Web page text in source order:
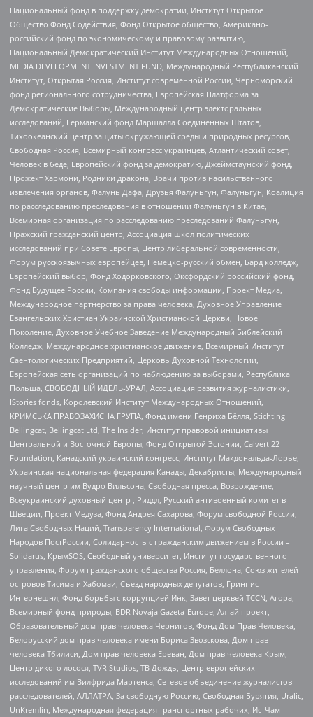
Национальный фонд в поддержку демократии, Институт Открытое
Общество Фонд Содействия, Фонд Открытое общество, Американо-
российский фонд по экономическому и правовому развитию,
Национальный Демократический Институт Международных Отношений,
MEDIA DEVELOPMENT INVESTMENT FUND, Международный Республиканский
Институт, Открытая Россия, Институт современной России, Черноморский
фонд регионального сотрудничества, Европейская Платформа за
Демократические Выборы, Международный центр электоральных
исследований, Германский фонд Маршалла Соединенных Штатов,
Тихоокеанский центр защиты окружающей среды и природных ресурсов,
Свободная Россия, Всемирный конгресс украинцев, Атлантический совет,
Человек в беде, Европейский фонд за демократию, Джеймстаунский фонд,
Прожект Хармони, Родники дракона, Врачи против насильственного
извлечения органов, Фалунь Дафа, Друзья Фалуньгун, Фалуньгун, Коалиция
по расследованию преследования в отношении Фалуньгун в Китае,
Всемирная организация по расследованию преследований Фалуньгун,
Пражский гражданский центр, Ассоциация школ политических
исследований при Совете Европы, Центр либеральной современности,
Форум русскоязычных европейцев, Немецко-русский обмен, Бард колледж,
Европейский выбор, Фонд Ходорковского, Оксфордский российский фонд,
Фонд Будущее России, Компания свободы информации, Проект Медиа,
Международное партнерство за права человека, Духовное Управление
Евангельских Христиан Украинской Христианской Церкви, Новое
Поколение, Духовное Учебное Заведение Международный Библейский
Колледж, Международное христианское движение, Всемирный Институт
Саентологических Предприятий, Церковь Духовной Технологии,
Европейская сеть организаций по наблюдению за выборами, Республика
Польша, СВОБОДНЫЙ ИДЕЛЬ-УРАЛ, Ассоциация развития журналистики,
IStories fonds, Королевский Институт Международных Отношений,
КРИМСЬКА ПРАВОЗАХИСНА ГРУПА, Фонд имени Генриха Бёлля, Stichting
Bellingcat, Bellingcat Ltd, The Insider, Институт правовой инициативы
Центральной и Восточной Европы, Фонд Открытой Эстонии, Calvert 22
Foundation, Канадский украинский конгресс, Институт Макдональда-Лорье,
Украинская национальная федерация Канады, Декабристы, Международный
научный центр им Вудро Вильсона, Свободная пресса, Возрождение,
Всеукраинский духовный центр , Риддл, Русский антивоенный комитет в
Швеции, Проект Медуза, Фонд Андрея Сахарова, Форум свободной России,
Лига Свободных Наций, Transparеncy International, Форум Свободных
Народов ПостРоссии, Солидарность с гражданским движением в России –
Solidarus, КрымSOS, Свободный университет, Институт государственного
управления, Форум гражданского общества Россия, Беллона, Союз жителей
островов Тисима и Хабомаи, Съезд народных депутатов, Гринпис
Интернешнл, Фонд борьбы с коррупцией Инк, Завет церквей TCCN, Агора,
Всемирный фонд природы, BDR Novaja Gazeta-Europe, Алтай проект,
Образовательный дом прав человека Чернигов, Фонд Дом Прав Человека,
Белорусский дом прав человека имени Бориса Звозскова, Дом прав
человека Тбилиси, Дом прав человека Ереван, Дом прав человека Крым,
Центр дикого лосося, TVR Studios, ТВ Дождь, Центр европейских
исследований им Вилфрида Мартенса, Сетевое объединение журналистов
расследователей, АЛЛАТРА, За свободную Россию, Свободная Бурятия, Uralic,
UnKremlin, Международная федерация транспортных рабочих, ИстЧам